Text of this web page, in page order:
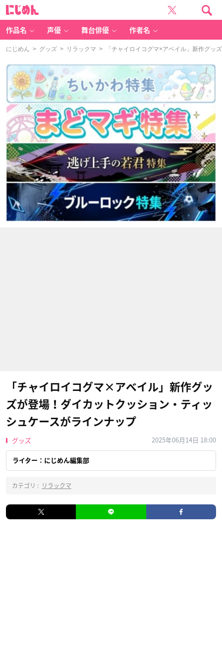
作品名 声優 舞台俳優 作者名
にじめん > グッズ > リラックマ > 「チャイロイコグマ×アベイル」新作グッ
「チャイロイコグマ×アベイル」新作グッ
ズが登場！ダイカットクッション・ティッ
シュケースがラインナップ
グッズ 2025年06月14日 18:00
ライター：にじめん編集部
カテゴリ : リラックマ